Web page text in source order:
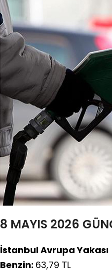
8 MAYIS 2026
İstanbul Avrupa Yakası
Benzin: 63,79 TL